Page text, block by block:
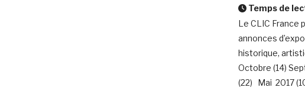
Temps de
Le CLIC France
annonces
historique,
Octobre (14)
(22) Mai 2017